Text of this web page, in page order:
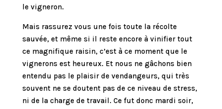
le vigneron.
Mais rassurez vous une fois toute la récolte
sauvée, et même si il reste encore à vinifier tout
ce magnifique raisin, c’est à ce moment que le
vignerons est heureux. Et nous ne gâchons bien
entendu pas le plaisir de vendangeurs, qui très
souvent ne se doutent pas de ce niveau de stress,
ni de la charge de travail. Ce fut donc mardi soir,